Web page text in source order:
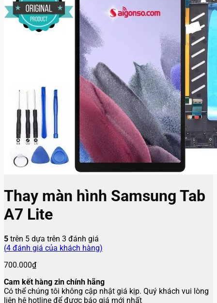
Thay màn hình Samsung Tab
A7 Lite
5 trên 5 dựa trên 3 đánh giá
(4 đánh giá của khách hàng)
700.000₫
Cam kết hàng zin chính hãng
Có thể chúng tôi không cập nhật giá kịp. Quý khách vui lòng
liên hệ hotline để được báo giá mới nhất